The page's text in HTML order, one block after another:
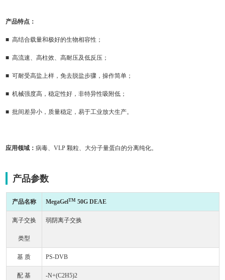
产品特点：
■ 高结合载量和极好的生物相容性；
■ 高流速、高柱效、高耐压及低反压；
■ 可耐受高盐上样，免去脱盐步骤，操作简单；
■ 机械强度高，稳定性好，非特异性吸附低；
■ 批间差异小，质量稳定，易于工业放大生产。
应用领域：病毒、VLP 颗粒、大分子量蛋白的分离纯化。
产品参数
产品名称 MegaGelTM 50G DEAE
离子交换
类型
弱阴离子交换
基 质 PS-DVB
配 基 -N+(C2H5)2